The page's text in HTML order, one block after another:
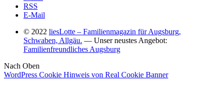
RSS
E-Mail
© 2022 liesLotte – Familienmagazin für Augsburg,
Schwaben, Allgäu. — Unser neustes Angebot:
Familienfreundliches Augsburg
Nach Oben
WordPress Cookie Hinweis von Real Cookie Banner